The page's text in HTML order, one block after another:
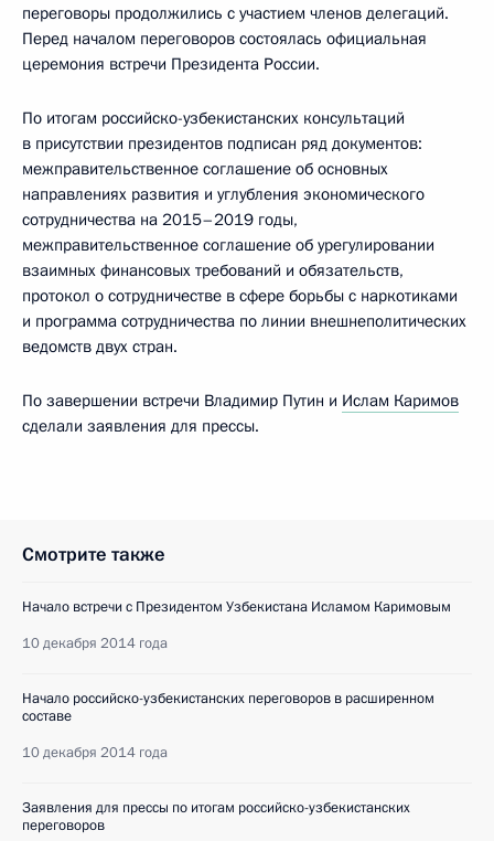
переговоры продолжились с участием членов делегаций.
Перед началом переговоров состоялась официальная
церемония встречи Президента России.
По итогам российско-узбекистанских консультаций
в присутствии президентов подписан ряд документов:
межправительственное соглашение об основных
направлениях развития и углубления экономического
сотрудничества на 2015–2019 годы,
межправительственное соглашение об урегулировании
взаимных финансовых требований и обязательств,
протокол о сотрудничестве в сфере борьбы с наркотиками
и программа сотрудничества по линии внешнеполитических
ведомств двух стран.
По завершении встречи Владимир Путин и Ислам Каримов
сделали заявления для прессы.
Смотрите также
Начало встречи с Президентом Узбекистана Исламом Каримовым
10 декабря 2014 года
Начало российско-узбекистанских переговоров в расширенном
составе
10 декабря 2014 года
Заявления для прессы по итогам российско-узбекистанских
переговоров